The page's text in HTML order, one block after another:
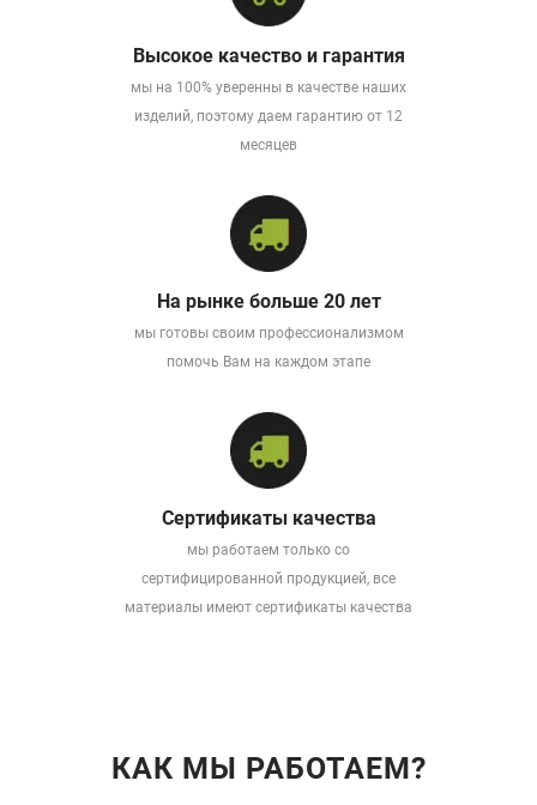
Высокое качество и гарантия
мы на 100% уверенны в качестве наших
изделий, поэтому даем гарантию от 12
месяцев
На рынке больше 20 лет
мы готовы своим профессионализмом
помочь Вам на каждом этапе
Сертификаты качества
мы работаем только со
сертифицированной продукцией, все
материалы имеют сертификаты качества
КАК МЫ РАБОТАЕМ?